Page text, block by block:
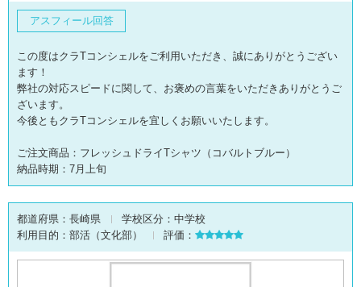
アスフィール回答
この度はクラTコンシェルをご利用いただき、誠にありがとうござい
ます！
弊社の対応スピードに関して、お褒めの言葉をいただきありがとうご
ざいます。
今後ともクラTコンシェルを宜しくお願いいたします。
ご注文商品：フレッシュドライTシャツ（コバルトブルー）
納品時期：7月上旬
都道府県： 長崎県 学校区分： 中学校
利用目的： 部活（文化部） 評価：